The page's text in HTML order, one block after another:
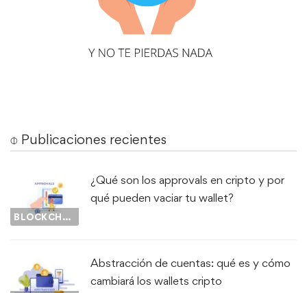
⌽ Publicaciones recientes
BLOCKCHAIN
¿Qué son los approvals en cripto y por
qué pueden vaciar tu wallet?
Abstracción de cuentas: qué es y cómo
cambiará los wallets cripto